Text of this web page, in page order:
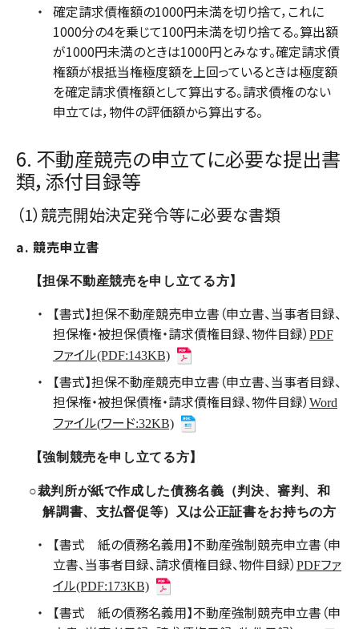
確定請求債権額の1000円未満を切り捨て，これに
1000分の4を乗じて100円未満を切り捨てる。算出額
が1000円未満のときは1000円とみなす。確定請求債
権額が根抵当権極度額を上回っているときは極度額
を確定請求債権額として算出する。請求債権のない
申立ては，物件の評価額から算出する。
6. 不動産競売の申立てに必要な提出書
類，添付目録等
（1）競売開始決定発令等に必要な書類
a. 競売申立書
【担保不動産競売を申し立てる方】
【書式】担保不動産競売申立書（申立書、当事者目録、
担保権・被担保債権・請求債権目録、物件目録） PDF
ファイル(PDF:143KB)
【書式】担保不動産競売申立書（申立書、当事者目録、
担保権・被担保債権・請求債権目録、物件目録） Word
ファイル(ワード:32KB)
【強制競売を申し立てる方】
○裁判所が紙で作成した債務名義（判決、審判、和
解調書、支払督促等）又は公正証書をお持ちの方
【書式 紙の債務名義用】不動産強制競売申立書（申
立書、当事者目録、請求債権目録、物件目録） PDFファ
イル(PDF:173KB)
【書式 紙の債務名義用】不動産強制競売申立書（申